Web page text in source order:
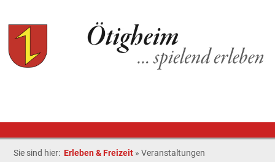
Sie sind hier: Erleben & Freizeit »Veranstaltungen